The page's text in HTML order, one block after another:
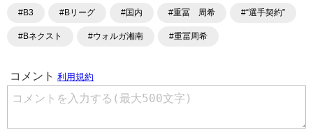
#B3 #Bリーグ #国内 #重冨 周希 #“選手契約”
#Bネクスト #ウォルガ湘南 #重冨周希